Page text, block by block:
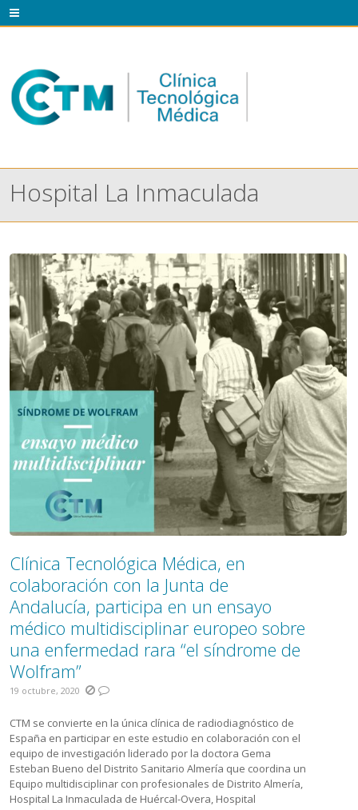
Hospital La Inmaculada
Clínica Tecnológica Médica, en
colaboración con la Junta de
Andalucía, participa en un ensayo
médico multidisciplinar europeo sobre
una enfermedad rara “el síndrome de
Wolfram”
19 octubre, 2020
CTM se convierte en la única clínica de radiodiagnóstico de
España en participar en este estudio en colaboración con el
equipo de investigación liderado por la doctora Gema
Esteban Bueno del Distrito Sanitario Almería que coordina un
Equipo multidisciplinar con profesionales de Distrito Almería,
Hospital La Inmaculada de Huércal-Overa, Hospital